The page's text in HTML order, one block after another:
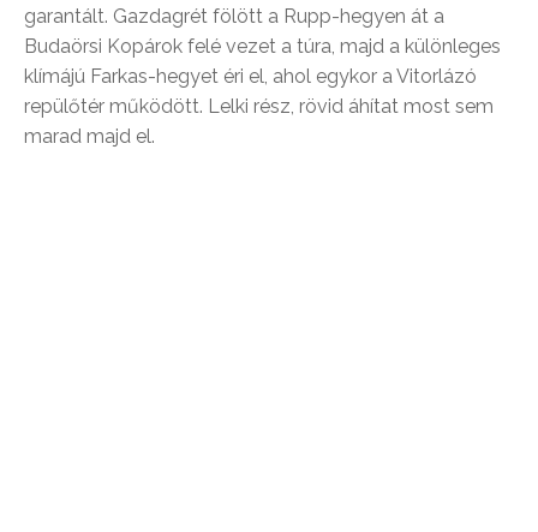
garantált. Gazdagrét fölött a Rupp-hegyen át a
Budaörsi Kopárok felé vezet a túra, majd a különleges
klímájú Farkas-hegyet éri el, ahol egykor a Vitorlázó
repülőtér működött. Lelki rész, rövid áhítat most sem
marad majd el.